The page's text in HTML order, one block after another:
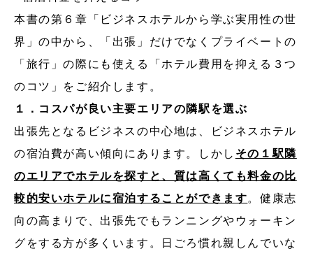
本書の第６章「ビジネスホテルから学ぶ実用性の世
界」の中から、「出張」だけでなくプライベートの
「旅行」の際にも使える「ホテル費用を抑える３つ
のコツ」をご紹介します。
１．コスパが良い主要エリアの隣駅を選ぶ
出張先となるビジネスの中心地は、ビジネスホテル
の宿泊費が高い傾向にあります。しかし その１駅隣
のエリアでホテルを探すと、質は高くても料金の比
較的安いホテルに宿泊することができます。健康志
向の高まりで、出張先でもランニングやウォーキン
グをする方が多くいます。日ごろ慣れ親しんでいな